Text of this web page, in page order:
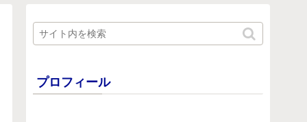
プロフィール